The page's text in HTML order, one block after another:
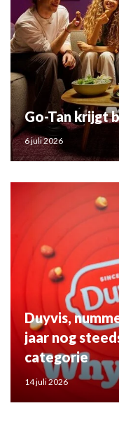
Go-Tan krijgt
6 juli 2026
Duyvis,
jaar nog
categorie
14 juli 2026